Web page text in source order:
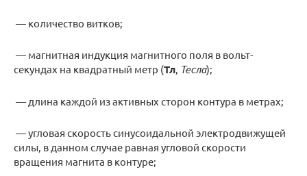
— количество витков;
— магнитная индукция магнитного поля в вольт-
секундах на квадратный метр (Тл Тесла);
— длина каждой из активных сторон контура в метрах;
— угловая скорость синусоидальной электродвижущей
силы, в данном случае равная угловой скорости
вращения магнита в контуре;